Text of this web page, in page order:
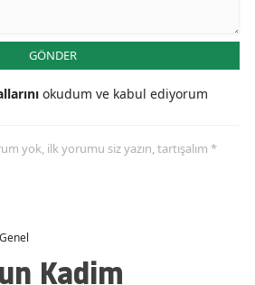
GÖNDER
okudum ve kabul ediyorum
yok, ilk yorumu siz yazın, tartışalım *
Genel
Kadim